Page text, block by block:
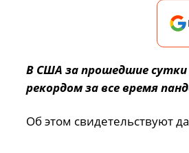
В США за прошедшие сутки
рекордом за все время
Об этом свидетельствуют